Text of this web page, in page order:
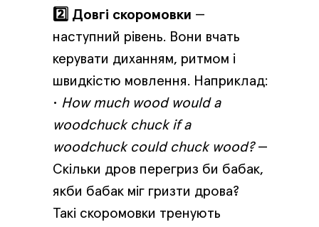
2️⃣ Довгі скоромовки —
наступний рівень. Вони вчать
керувати диханням, ритмом і
швидкістю мовлення. Наприклад:
• How much wood would a
woodchuck chuck if a
woodchuck could chuck wood?—
Скільки дров перегриз би бабак,
якби бабак міг гризти дрова?
Такі скоромовки тренують